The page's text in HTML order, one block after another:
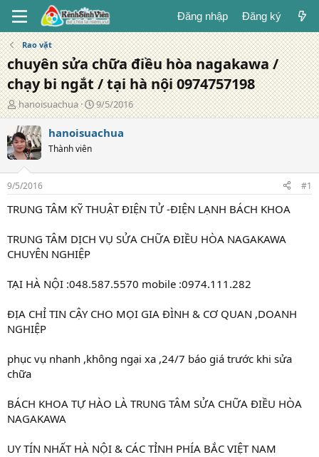
Đăng nhập Đăng ký
Rao vặt
chuyên sửa chữa điều hòa nagakawa /
chạy bi ngắt / tại hà nội 0974757198
T
á
c
g
i
ả
hanoisuachua
N
g
à
g
9/5/2016
hanoisuachua
Thành viên
9/5/2016 #1
TRUNG TÂM KỸ THUẬT ĐIỆN TỬ -ĐIỆN LẠNH BÁCH KHOA
TRUNG TÂM DỊCH VỤ SỬA CHỮA ĐIỀU HÒA NAGAKAWA
CHUYÊN NGHIỆP
TẠI HÀ NỘI :048.587.5570 mobile :0974.111.282
ĐỊA CHỈ TIN CẬY CHO MỌI GIA ĐÌNH & CƠ QUAN ,DOANH
NGHIỆP
phục vụ nhanh ,không ngại xa ,24/7 báo giá trước khi sửa
chữa
BÁCH KHOA TỰ HÀO LÀ TRUNG TÂM SỬA CHỮA ĐIỀU HÒA
NAGAKAWA
UY TÍN NHẤT HÀ NỘI & CÁC TỈNH PHÍA BẮC VIỆT NAM